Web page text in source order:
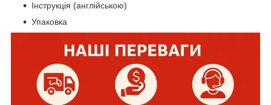
Інструкція (англійською)
Упаковка